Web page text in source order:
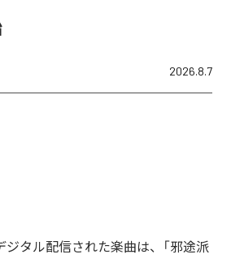
2026.8.7
ジタル配信された楽曲は、「邪途派